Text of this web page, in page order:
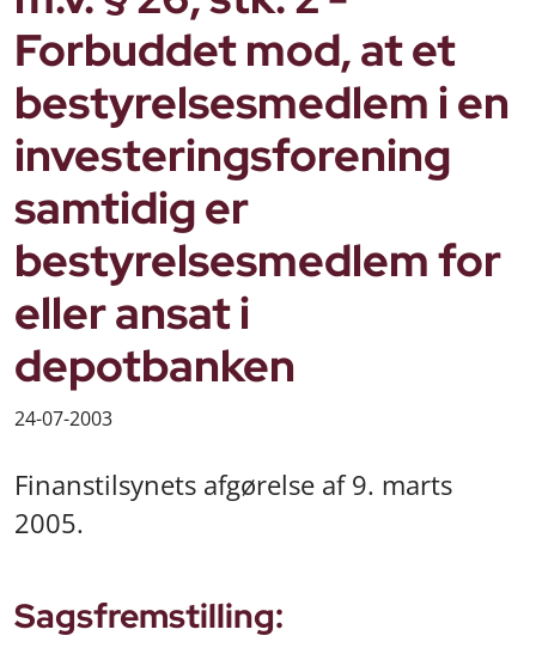
Forbuddet mod, at et
bestyrelsesmedlem i en
investeringsforening
samtidig er
bestyrelsesmedlem for
eller ansat i
depotbanken
24-07-2003
Finanstilsynets afgørelse af 9. marts
2005.
Sagsfremstilling: